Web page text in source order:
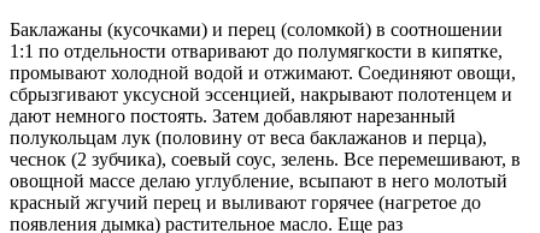
Баклажаны (кусочками) и перец (соломкой) в соотношении
1:1 по отдельности отваривают до полумягкости в кипятке,
промывают холодной водой и отжимают. Соединяют овощи,
сбрызгивают уксусной эссенцией, накрывают полотенцем и
дают немного постоять. Затем добавляют нарезанный
полукольцам лук (половину от веса баклажанов и перца),
чеснок (2 зубчика), соевый соус, зелень. Все перемешивают, в
овощной массе делаю углубление, всыпают в него молотый
красный жгучий перец и выливают горячее (нагретое до
появления дымка) растительное масло. Еще раз